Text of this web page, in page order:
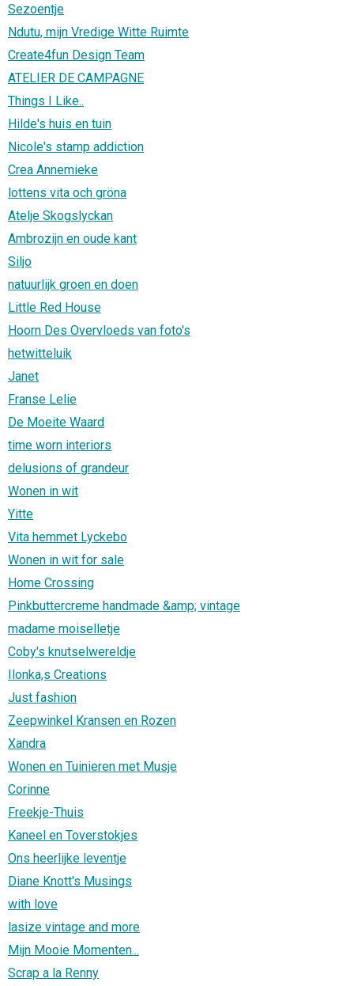
Sezoentje
Ndutu, mijn Vredige Witte Ruimte
Create4fun Design Team
ATELIER DE CAMPAGNE
Things I Like..
Hilde's huis en tuin
Nicole's stamp addiction
Crea Annemieke
lottens vita och gröna
Atelje Skogslyckan
Ambrozijn en oude kant
Siljo
natuurlijk groen en doen
Little Red House
Hoorn Des Overvloeds van foto's
hetwitteluik
Janet
Franse Lelie
De Moeite Waard
time worn interiors
delusions of grandeur
Wonen in wit
Yitte
Vita hemmet Lyckebo
Wonen in wit for sale
Home Crossing
Pinkbuttercreme handmade &amp; vintage
madame moiselletje
Coby's knutselwereldje
Ilonka,s Creations
Just fashion
Zeepwinkel Kransen en Rozen
Xandra
Wonen en Tuinieren met Musje
Corinne
Freekje-Thuis
Kaneel en Toverstokjes
Ons heerlijke leventje
Diane Knott's Musings
with love
lasize vintage and more
Mijn Mooie Momenten...
Scrap a la Renny